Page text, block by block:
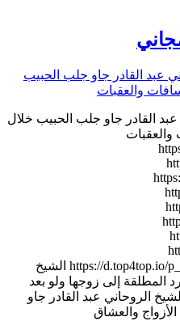
الروحاني عبد القادر جاو جلب الحبيب خلال
والعقبات
https://d.top4top.io/p_36101kkj38.jpg 00447822017122 الشيخ
المطلقة إلى زوجها ولو بعد
الفراق 00447822017122 الشيخ الروحاني عبد القادر جاو
والعشاق